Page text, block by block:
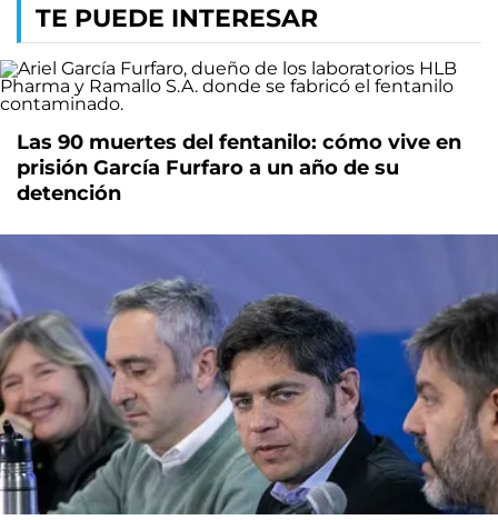
TE PUEDE INTERESAR
Las 90 muertes del fentanilo: cómo vive en
prisión García Furfaro a un año de su
detención